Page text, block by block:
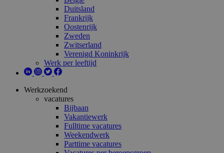
Duitsland
Frankrijk
Oostenrijk
Zweden
Zwitserland
Verenigd Koninkrijk
Werk per leeftijd
Werkzoekend
vacatures
Bijbaan
Vakantiewerk
Fulltime vacatures
Weekendwerk
Parttime vacatures